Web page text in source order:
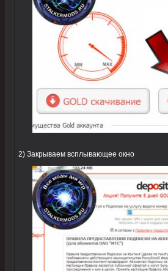
2) Закрываем всплывающее окно